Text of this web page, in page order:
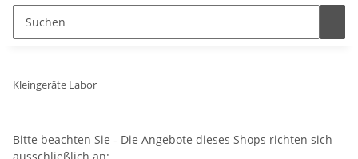
Kleingeräte Labor
Bitte beachten Sie - Die Angebote dieses Shops richten sich